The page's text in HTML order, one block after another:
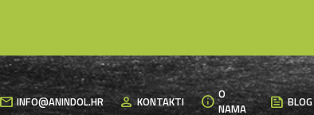
INFO@ANINDOL.HR personKONTAKTI info O
NAMA
NewsBLOG